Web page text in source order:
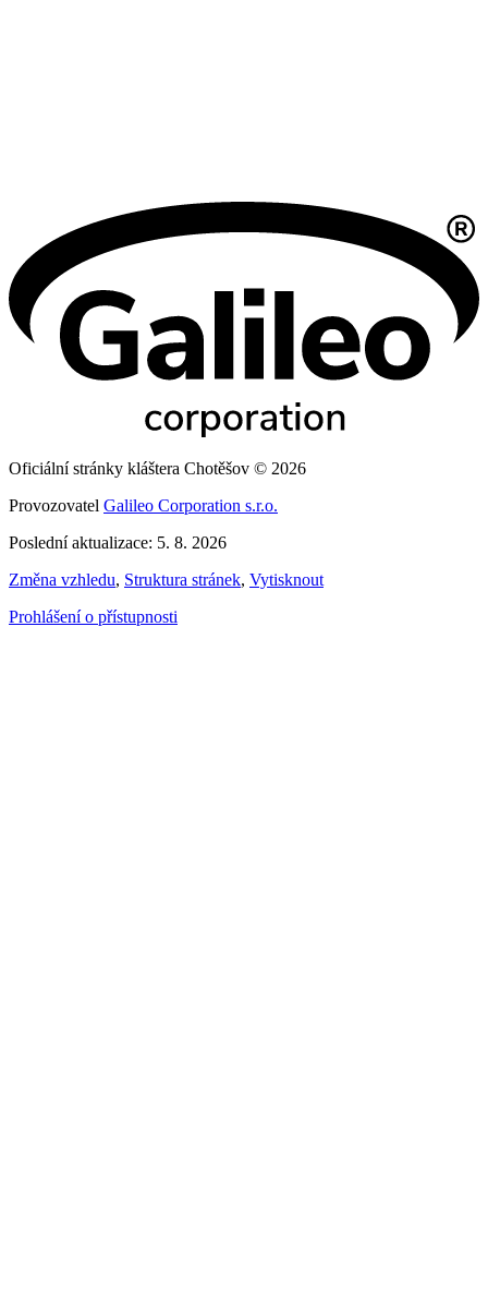
Oficiální stránky kláštera Chotěšov © 2026
Provozovatel Galileo Corporation s.r.o.
Poslední aktualizace: 5. 8. 2026
Změna vzhledu, Struktura stránek, Vytisknout
Prohlášení o přístupnosti